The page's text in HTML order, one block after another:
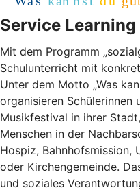
Service
Mit dem Programm
Schulunterricht mit
Unter dem Motto „Was
organisieren Schülerinnen
Musikfestival in ihrer
Menschen in der
Hospiz,
oder Kirchengemeinde.
und soziales